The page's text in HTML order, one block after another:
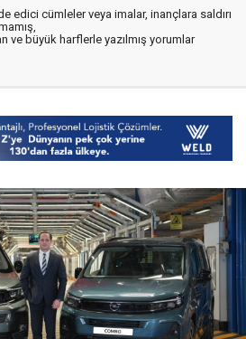
edici cümleler veya imalar, inançlara saldırı
ve büyük harflerle yazılmış yorumlar